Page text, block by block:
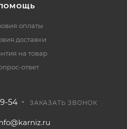
оплаты
доставки
на товар
ответ
54 ЗАКАЗАТЬ ЗВОНОК